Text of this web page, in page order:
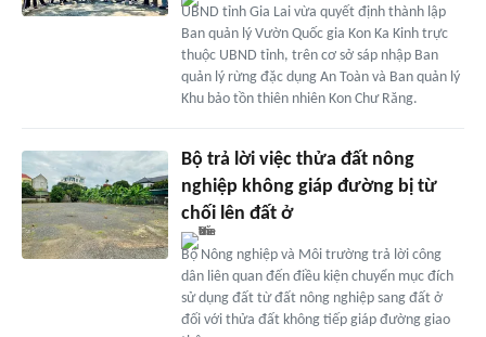
UBND tỉnh Gia Lai vừa quyết định thành lập
Ban quản lý Vườn Quốc gia Kon Ka Kinh trực
thuộc UBND tỉnh, trên cơ sở sáp nhập Ban
quản lý rừng đặc dụng An Toàn và Ban quản lý
Khu bảo tồn thiên nhiên Kon Chư Răng.
Bộ trả lời việc thửa đất nông
nghiệp không giáp đường bị từ
chối lên đất ở
Bộ Nông nghiệp và Môi trường trả lời công
dân liên quan đến điều kiện chuyển mục đích
sử dụng đất từ đất nông nghiệp sang đất ở
đối với thửa đất không tiếp giáp đường giao